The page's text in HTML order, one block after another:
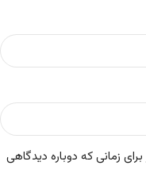
زمانی که دوباره دیدگاهی